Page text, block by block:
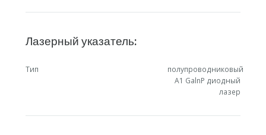
Лазерный указатель:
Тип
полупроводниковый
A1 GalnP диодный
лазер